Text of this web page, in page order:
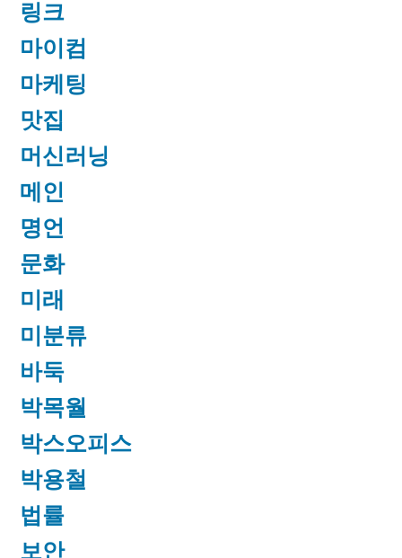
링크
마이컴
마케팅
맛집
머신러닝
메인
명언
문화
미래
미분류
바둑
박목월
박스오피스
박용철
법률
보안